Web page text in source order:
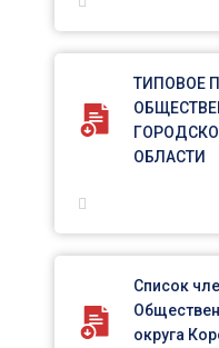
ТИПОВОЕ
ОБЛАСТИ
Список
округа